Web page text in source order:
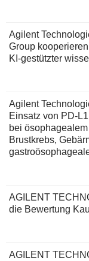
Agilent
Group
KI-gestützter
Agilent
Einsatz von PD-
bei
Brustkrebs,
AGILENT
die Bewertung
AGILENT